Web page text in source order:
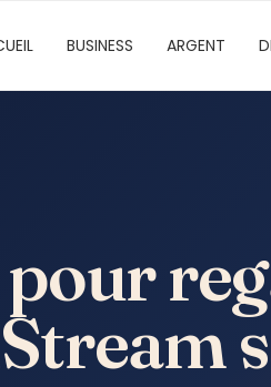
BUSINESS ARGENT